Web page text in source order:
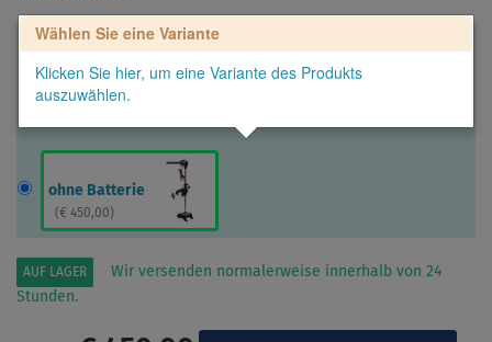
Wählen Sie eine Variante
Klicken Sie hier, um eine Variante des Produkts
auszuwählen.
ohne Batterie
( € 450,00)
AUF LAGER
Wir versenden normalerweise innerhalb von 24
Stunden.